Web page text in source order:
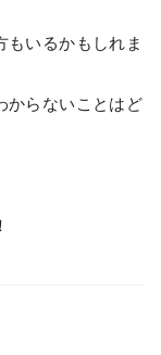
もいるかもしれま
からないことはど